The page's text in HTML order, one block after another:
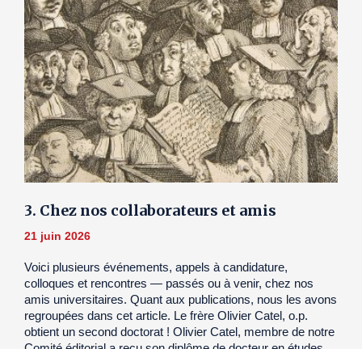
3. Chez nos collaborateurs et amis
21 juin 2026
Voici plusieurs événements, appels à candidature,
colloques et rencontres — passés ou à venir, chez nos
amis universitaires. Quant aux publications, nous les avons
regroupées dans cet article. Le frère Olivier Catel, o.p.
obtient un second doctorat ! Olivier Catel, membre de notre